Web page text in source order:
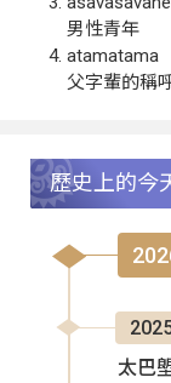
男性青年
atamatama
父字輩的稱
歷史上的今
太巴